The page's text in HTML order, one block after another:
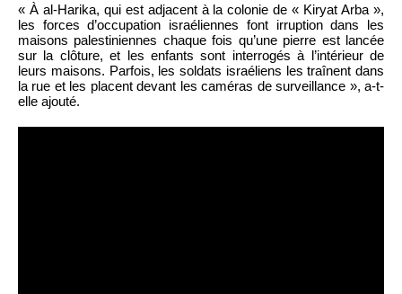
« À al-Harika, qui est adjacent à la colonie de « Kiryat Arba »,
les forces d’occupation israéliennes font irruption dans les
maisons palestiniennes chaque fois qu’une pierre est lancée
sur la clôture, et les enfants sont interrogés à l’intérieur de
leurs maisons. Parfois, les soldats israéliens les traînent dans
la rue et les placent devant les caméras de surveillance », a-t-
elle ajouté.